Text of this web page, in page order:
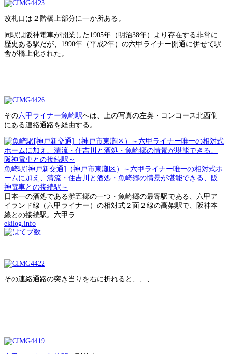
改札口は２階橋上部分に一か所ある。
同駅は阪神電車が開業した1905年（明治38年）より存在する非常に
歴史ある駅だが、1990年（平成2年）の六甲ライナー開通に併せて駅
舎が橋上化された。
その六甲ライナー魚崎駅へは、上の写真の左奥・コンコース北西側
にある連絡通路を経由する。
魚崎駅[神戸新交通]（神戸市東灘区）～六甲ライナー唯一の相対式ホ
ームに加え、清流・住吉川と酒処・魚崎郷の情景が堪能できる、阪
神電車との接続駅～
日本一の酒処である灘五郷の一つ・魚崎郷の最寄駅である、六甲ア
イランド線（六甲ライナー）の相対式２面２線の高架駅で、阪神本
線との接続駅。六甲ラ...
ekilog.info
その連絡通路の突き当りを右に折れると、、、